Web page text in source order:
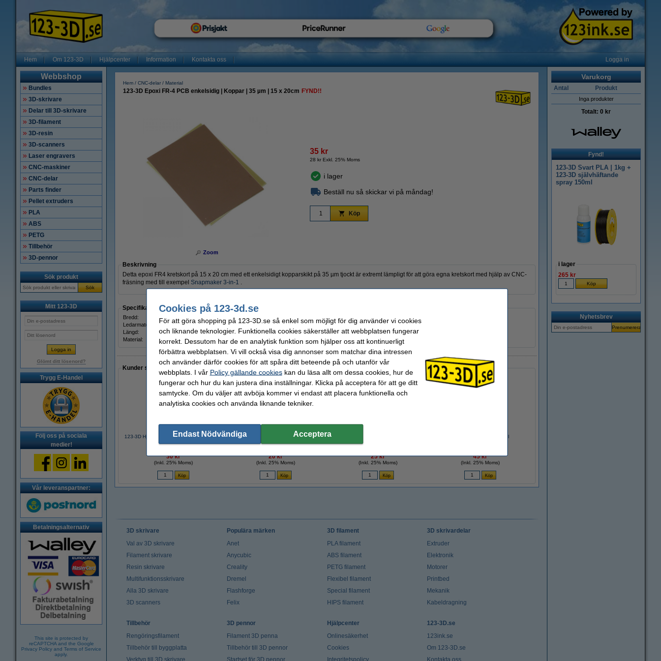
Hem Om 123-3D Hjälpcenter Information Kontakta oss Logga in
Webbshop
Bundles
3D-skrivare
Delar till 3D-skrivare
3D-filament
3D-resin
3D-scanners
Laser engravers
CNC-maskiner
CNC-delar
Parts finder
Pellet extruders
PLA
ABS
PETG
Tillbehör
3D-pennor
Sök produkt
Sök
Mitt 123-3D
Glömt ditt lösenord?
Trygg E-Handel
Följ oss på sociala
medier!
Vår leveranspartner:
Betalningsalternativ
This site is protected by
reCAPTCHA and the Google
Privacy Policy and Terms of Service
apply.
Hem CNC-delar Material
123-3D Epoxi FR-4 PCB enkelsidig | Koppar | 35 µm | 15 x 20cm FYND!!
Zoom
35 kr
28 kr Exkl. 25% Moms
i lager
Beställ nu så skickar vi på måndag!
Köp
Beskrivning
Detta epoxi FR4 kretskort på 15 x 20 cm med ett enkelsidigt kopparskikt på 35 µm tjockt är extremt lämpligt för att göra egna kretskort med hjälp av CNC-
fräsning med till exempel Snapmaker 3-in-1 .
Specifikationer
Bredd: 200 mm Tjocklek:
Ledarmaterial:
Koppar Varumärke:
Längd:
150 mm Produktkod:
Material:
Epoxy
Kunder som gjort ett liknande köp valde ofta även dessa produkter!
123-3D Hjul nylon för aluminiumprofil 20x20
30 kr
(Inkl. 25% Moms)
123-3D Epoxi FR-4 PCB enkelsidig |
20 kr
(Inkl. 25% Moms)
25 kr
(Inkl. 25% Moms)
123-3D V-spår dubbelhjul
45 kr
(Inkl. 25% Moms)
Varukorg
Antal Produkt
Inga produkter
Totalt: 0 kr
Fynd!
123-3D Svart PLA | 1kg +
123-3D självhäftande
spray 150ml
i lager
265 kr
Nyhetsbrev
3D skrivare
Val av 3D skrivare
Filament skrivare
Resin skrivare
Multifunktionsskrivare
Alla 3D skrivare
3D scanners
Populära märken
Anet
Anycubic
Creality
Dremel
Flashforge
Felix
3D filament
PLA filament
ABS filament
PETG filament
Flexibel filament
Special filament
HIPS filament
3D skrivardelar
Extruder
Elektronik
Motorer
Printbed
Mekanik
Kabeldragning
Tillbehör
Rengöringsfilament
Tillbehör till byggplatta
Verktyg till 3D skrivare
3D pennor
Filament 3D penna
Tillbehör till 3D pennor
Startset för 3D pennor
Hjälpcenter
Onlinesäkerhet
Cookies
Integritetspolicy
123-3D.se
123ink.se
Om 123-3D.se
Kontakta oss
Cookies på 123-3d.se
För att göra shopping på 123-3D.se så enkel som möjligt för dig använder vi cookies
och liknande teknologier. Funktionella cookies säkerställer att webbplatsen fungerar
korrekt. Dessutom har de en analytisk funktion som hjälper oss att kontinuerligt
förbättra webbplatsen. Vi vill också visa dig annonser som matchar dina intressen
och använder därför cookies för att spåra ditt beteende på och utanför vår
webbplats. I vår Policy gällande cookieskan du läsa allt om dessa cookies, hur de
fungerar och hur du kan justera dina inställningar. Klicka på acceptera för att ge ditt
samtycke. Om du väljer att avböja kommer vi endast att placera funktionella och
analytiska cookies och använda liknande tekniker.
Endast Nödvändiga Acceptera